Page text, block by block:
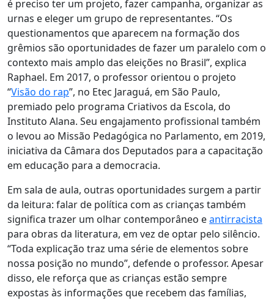
é preciso ter um projeto, fazer campanha, organizar as
urnas e eleger um grupo de representantes. “Os
questionamentos que aparecem na formação dos
grêmios são oportunidades de fazer um paralelo com o
contexto mais amplo das eleições no Brasil”, explica
Raphael. Em 2017, o professor orientou o projeto
“Visão do rap”, no Etec Jaraguá, em São Paulo,
premiado pelo programa Criativos da Escola, do
Instituto Alana. Seu engajamento profissional também
o levou ao Missão Pedagógica no Parlamento, em 2019,
iniciativa da Câmara dos Deputados para a capacitação
em educação para a democracia.
Em sala de aula, outras oportunidades surgem a partir
da leitura: falar de política com as crianças também
significa trazer um olhar contemporâneo eantirracista
para obras da literatura, em vez de optar pelo silêncio.
“Toda explicação traz uma série de elementos sobre
nossa posição no mundo”, defende o professor. Apesar
disso, ele reforça que as crianças estão sempre
expostas às informações que recebem das famílias,